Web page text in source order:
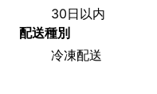
30日以内
配送種別
冷凍配送